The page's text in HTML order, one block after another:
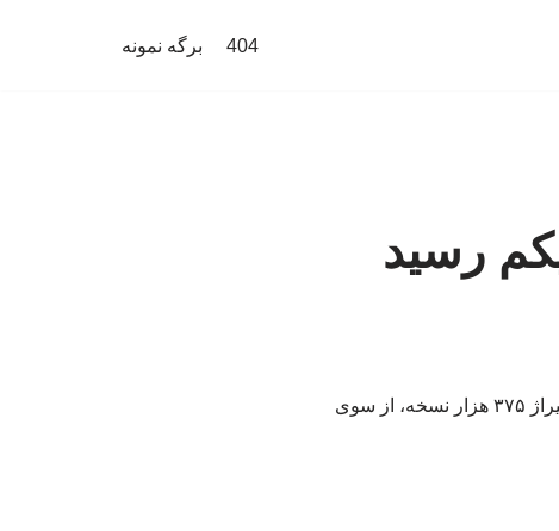
404 برگه نمونه
رسید
کتاب «پدر، عشق و پسر» نوشته سیدمهدی شجاعی با رسیدن به چاپ شصت‌ویکم و مجموع تیراژ ۳۷۵ هزار نسخه، از سوی